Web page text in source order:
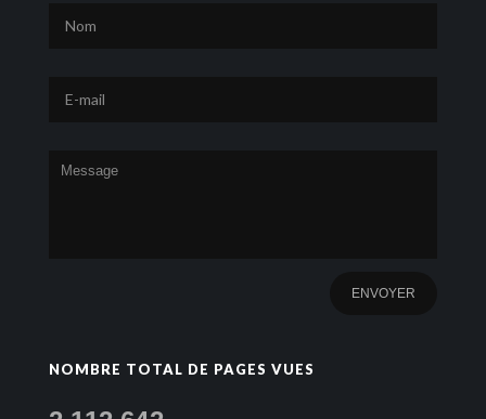
NOMBRE TOTAL DE PAGES VUES